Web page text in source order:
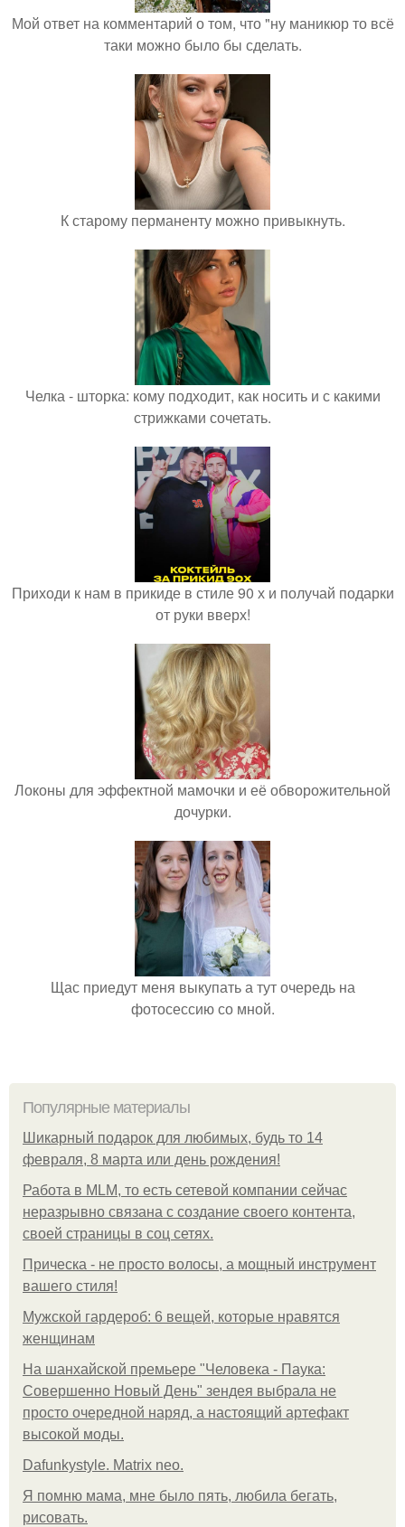
Мой ответ на комментарий о том, что "ну маникюр то всё
таки можно было бы сделать.
К старому перманенту можно привыкнуть.
Челка - шторка: кому подходит, как носить и с какими
стрижками сочетать.
Приходи к нам в прикиде в стиле 90 х и получай подарки
от руки вверх!
Локоны для эффектной мамочки и её обворожительной
дочурки.
Щас приедут меня выкупать а тут очередь на
фотосессию со мной.
Популярные материалы
Шикарный подарок для любимых, будь то 14
февраля, 8 марта или день рождения!
Работа в MLM, то есть сетевой компании сейчас
неразрывно связана с создание своего контента,
своей страницы в соц сетях.
Прическа - не просто волосы, а мощный инструмент
вашего стиля!
Мужской гардероб: 6 вещей, которые нравятся
женщинам
На шанхайской премьере "Человека - Паука:
Совершенно Новый День" зендея выбрала не
просто очередной наряд, а настоящий артефакт
высокой моды.
Dafunkystyle. Matrix neo.
Я помню мама, мне было пять, любила бегать,
рисовать.